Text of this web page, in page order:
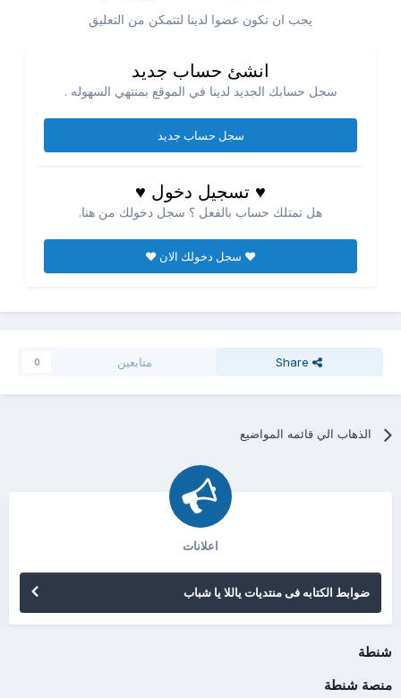
يجب ان تكون عضوا لدينا لتتمكن من التعليق
انشئ حساب جديد
سجل حسابك الجديد لدينا في الموقع بمنتهي السهوله .
سجل حساب جديد
♥ تسجيل دخول ♥
هل تمتلك حساب بالفعل ؟ سجل دخولك من هنا.
♥ سجل دخولك الان ♥
Share متابعين 0
الذهاب الي قائمه المواضيع
اعلانات
ضوابط الكتابه فى منتديات ياللا يا شباب
شنطة
منصة شنطة